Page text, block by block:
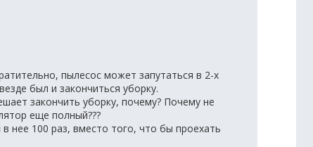
пылесос может запутаться в 2-х
был и закончиться уборку.
закончить уборку, почему? Почему не
еще полный???
нее 100 раз, вместо того, что бы проехать